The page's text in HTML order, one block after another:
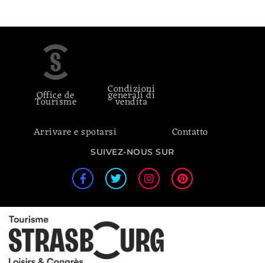
Office de
Tourisme
Condizioni
generali di
vendita
Arrivare e spotarsi
Contatto
SUIVEZ-NOUS SUR